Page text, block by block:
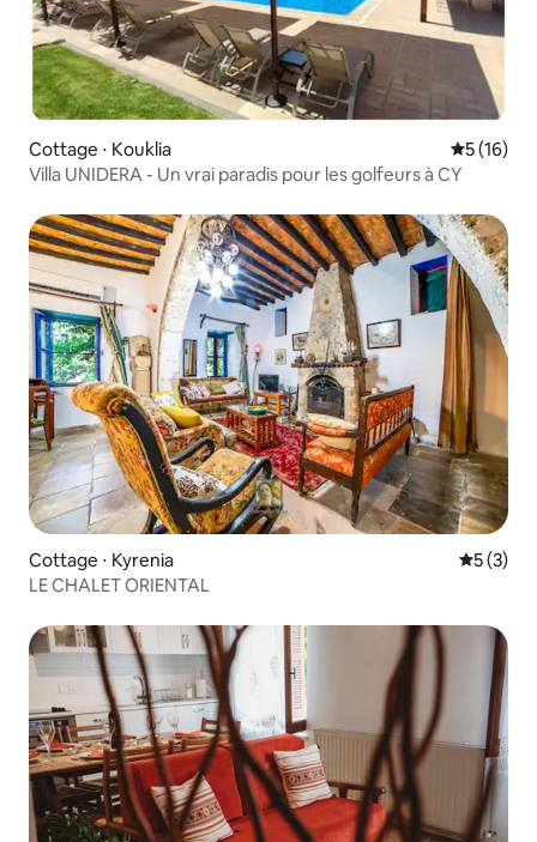
Cottage ⋅ Kouklia
5 (16)
Villa UNIDERA - Un vrai paradis pour les golfeurs à CY
Cottage ⋅ Kyrenia
5 (3)
LE CHALET ORIENTAL